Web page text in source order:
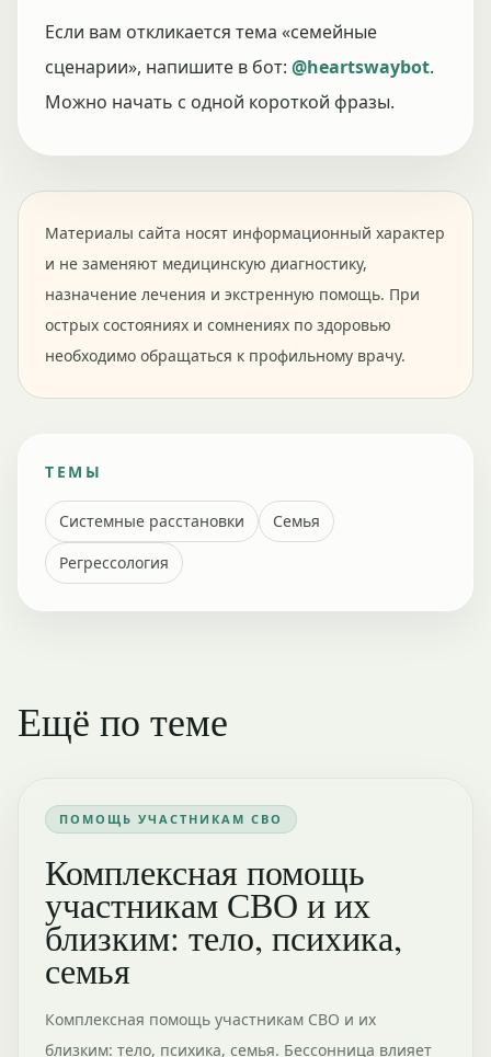
Если вам откликается тема «семейные
сценарии», напишите в бот: @heartswaybot.
Можно начать с одной короткой фразы.
Материалы сайта носят информационный характер
и не заменяют медицинскую диагностику,
назначение лечения и экстренную помощь. При
острых состояниях и сомнениях по здоровью
необходимо обращаться к профильному врачу.
ТЕМЫ
Системные расстановки
Семья
Регрессология
Ещё по теме
ПОМОЩЬ УЧАСТНИКАМ СВО
Комплексная помощь
участникам СВО и их
близким: тело, психика,
семья
Комплексная помощь участникам СВО и их
близким: тело, психика, семья. Бессонница влияет